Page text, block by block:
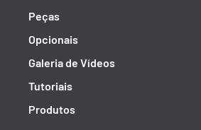
Peças
Opcionais
Galeria de Vídeos
Tutoriais
Produtos